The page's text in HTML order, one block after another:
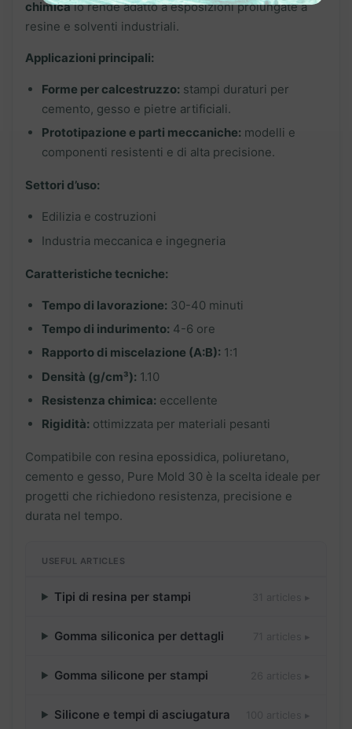
chimicalo rende adatto a esposizioni prolungate a
resine e solventi industriali.
Applicazioni principali:
Forme per calcestruzzo: stampi duraturi per
cemento, gesso e pietre artificiali.
Prototipazione e parti meccaniche: modelli e
componenti resistenti e di alta precisione.
Settori d’uso:
Edilizia e costruzioni
Industria meccanica e ingegneria
Caratteristiche tecniche:
Tempo di lavorazione: 30-40 minuti
Tempo di indurimento: 4-6 ore
Rapporto di miscelazione (A:B): 1:1
Densità (g/cm³): 1.10
Resistenza chimica: eccellente
Rigidità: ottimizzata per materiali pesanti
Compatibile con resina epossidica, poliuretano,
cemento e gesso, Pure Mold 30 è la scelta ideale per
progetti che richiedono resistenza, precisione e
durata nel tempo.
USEFUL ARTICLES
Tipi di resina per stampi
Gomma siliconica per dettagli
Gomma silicone per stampi
Silicone e tempi di asciugatura